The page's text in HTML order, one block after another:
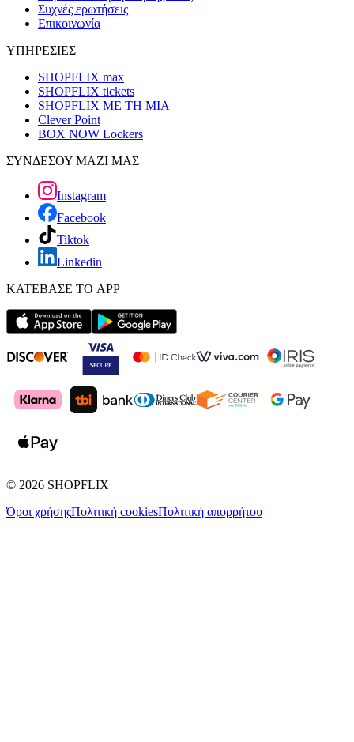
Συχνές ερωτήσεις
Επικοινωνία
ΥΠΗΡΕΣΙΕΣ
SHOPFLIX max
SHOPFLIX tickets
SHOPFLIX ΜΕ ΤΗ ΜΙΑ
Clever Point
BOX NOW Lockers
ΣΥΝΔΕΣΟΥ ΜΑΖΙ ΜΑΣ
Instagram
Facebook
Tiktok
Linkedin
ΚΑΤΕΒΑΣΕ ΤΟ APP
© 2026 SHOPFLIX
Όροι χρήσηςΠολιτική cookiesΠολιτική απορρήτου